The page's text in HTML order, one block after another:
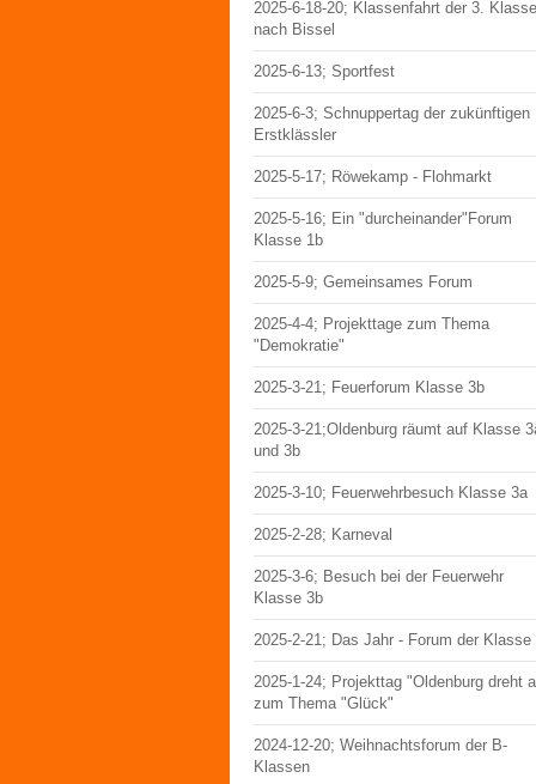
2025-6-18-20; Klassenfahrt der 3.
nach Bissel
2025-6-13; Sportfest
2025-6-3; Schnuppertag der zukünftigen
Erstklässler
2025-5-17; Röwekamp - Flohmarkt
2025-5-16; Ein "durcheinander"Forum
Klasse 1b
2025-5-9; Gemeinsames Forum
2025-4-4; Projekttage zum Thema
"Demokratie"
2025-3-21; Feuerforum Klasse 3b
2025-3-21;Oldenburg räumt auf Klasse
und 3b
2025-3-10; Feuerwehrbesuch Klasse 3a
2025-2-28; Karneval
2025-3-6; Besuch bei der Feuerwehr
Klasse 3b
2025-2-21; Das Jahr - Forum der Klasse
2025-1-24; Projekttag "Oldenburg dreht
zum Thema "Glück"
2024-12-20; Weihnachtsforum der B-
Klassen